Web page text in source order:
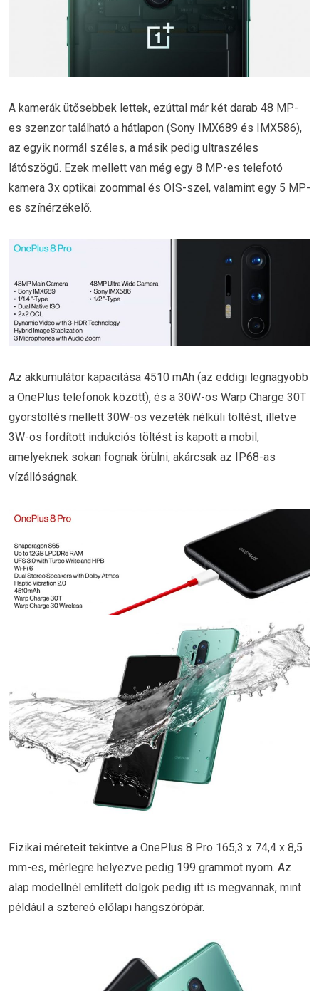
A kamerák ütősebbek lettek, ezúttal már két darab 48 MP-
es szenzor található a hátlapon (Sony IMX689 és IMX586),
az egyik normál széles, a másik pedig ultraszéles
látószögű. Ezek mellett van még egy 8 MP-es telefotó
kamera 3x optikai zoommal és OIS-szel, valamint egy 5 MP-
es színérzékelő.
Az akkumulátor kapacitása 4510 mAh (az eddigi legnagyobb
a OnePlus telefonok között), és a 30W-os Warp Charge 30T
gyorstöltés mellett 30W-os vezeték nélküli töltést, illetve
3W-os fordított indukciós töltést is kapott a mobil,
amelyeknek sokan fognak örülni, akárcsak az IP68-as
vízállóságnak.
Fizikai méreteit tekintve a OnePlus 8 Pro 165,3 x 74,4 x 8,5
mm-es, mérlegre helyezve pedig 199 grammot nyom. Az
alap modellnél említett dolgok pedig itt is megvannak, mint
például a sztereó előlapi hangszórópár.